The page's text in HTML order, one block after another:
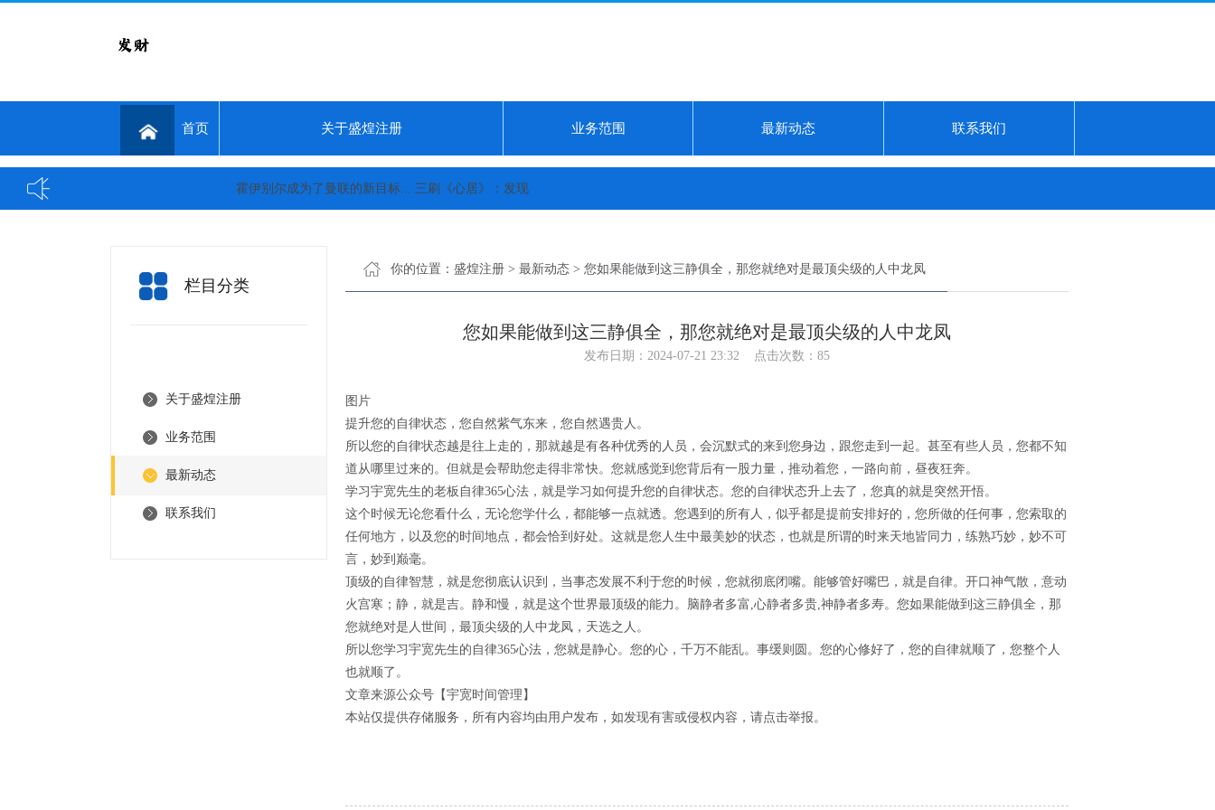
首页 关于盛煌注册 业务范围 最新动态 联系我们
霍伊别尔成为了曼联的新目标... 三刷《心居》：发现冯茜茜的“知三当三”，是冯晓琴一手教出来的...
栏目分类
关于盛煌注册
业务范围
最新动态
联系我们
你的位置： 盛煌注册 > 最新动态 > 您如果能做到这三静俱全，那您就绝对是最顶尖级的人中龙凤
您如果能做到这三静俱全，那您就绝对是最顶尖级的人中龙凤
发布日期：2024-07-21 23:32 点击次数：85
图片
提升您的自律状态，您自然紫气东来，您自然遇贵人。
所以您的自律状态越是往上走的，那就越是有各种优秀的人员，会沉默式的来到您身边，跟您走到一起。甚至有些人员，您都不知
道从哪里过来的。但就是会帮助您走得非常快。您就感觉到您背后有一股力量，推动着您，一路向前，昼夜狂奔。
学习宇宽先生的老板自律365心法，就是学习如何提升您的自律状态。您的自律状态升上去了，您真的就是突然开悟。
这个时候无论您看什么，无论您学什么，都能够一点就透。您遇到的所有人，似乎都是提前安排好的，您所做的任何事，您索取的
任何地方，以及您的时间地点，都会恰到好处。这就是您人生中最美妙的状态，也就是所谓的时来天地皆同力，练熟巧妙，妙不可
言，妙到巅毫。
顶级的自律智慧，就是您彻底认识到，当事态发展不利于您的时候，您就彻底闭嘴。能够管好嘴巴，就是自律。开口神气散，意动
火宫寒；静，就是吉。静和慢，就是这个世界最顶级的能力。脑静者多富,心静者多贵,神静者多寿。您如果能做到这三静俱全，那
您就绝对是人世间，最顶尖级的人中龙凤，天选之人。
所以您学习宇宽先生的自律365心法，您就是静心。您的心，千万不能乱。事缓则圆。您的心修好了，您的自律就顺了，您整个人
也就顺了。
文章来源公众号【宇宽时间管理】
本站仅提供存储服务，所有内容均由用户发布，如发现有害或侵权内容，请点击举报。